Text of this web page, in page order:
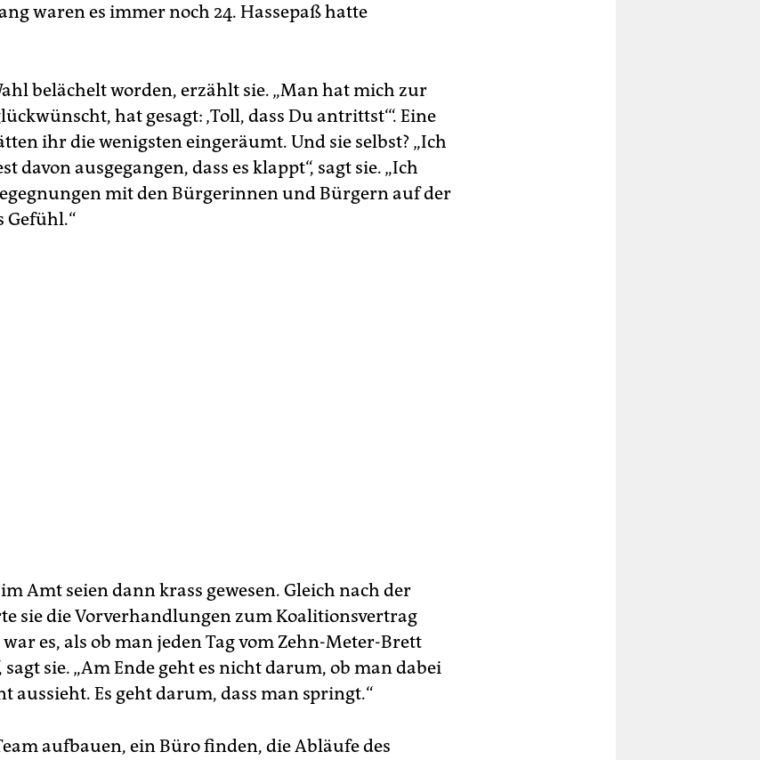
waren es immer noch 24. Hassepaß hatte
belächelt worden, erzählt sie. „Man hat mich zur
hat gesagt: ‚Toll, dass Du antrittst‘“. Eine
ihr die wenigsten eingeräumt. Und sie selbst? „Ich
davon ausgegangen, dass es klappt“, sagt sie. „Ich
mit den Bürgerinnen und Bürgern auf der
Gefühl.“
Amt seien dann krass gewesen. Gleich nach der
sie die Vorverhandlungen zum Koalitionsvertrag
es, als ob man jeden Tag vom Zehn-Meter-Brett
sagt sie. „Am Ende geht es nicht darum, ob man dabei
aussieht. Es geht darum, dass man springt.“
aufbauen, ein Büro finden, die Abläufe des